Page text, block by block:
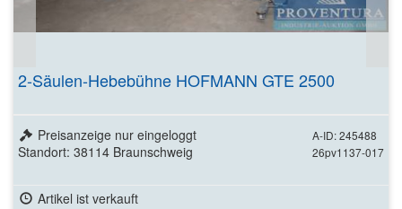
2-Säulen-Hebebühne HOFMANN GTE 2500
A-ID: 245488
26pv1137-017
Preisanzeige nur eingeloggt
Standort: 38114 Braunschweig
Artikel ist verkauft